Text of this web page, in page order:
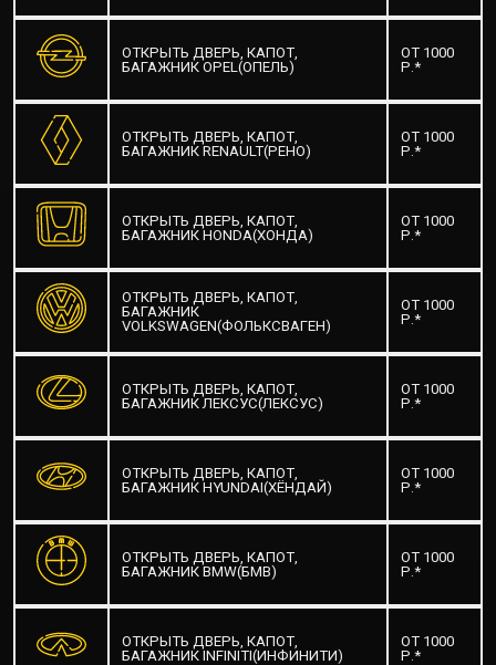
ОТКРЫТЬ ДВЕРЬ, КАПОТ,
БАГАЖНИК OPEL(ОПЕЛЬ)
ОТ 1000
Р.*
ОТКРЫТЬ ДВЕРЬ, КАПОТ,
БАГАЖНИК RENAULT(РЕНО)
ОТ 1000
Р.*
ОТКРЫТЬ ДВЕРЬ, КАПОТ,
БАГАЖНИК HONDA(ХОНДА)
ОТ 1000
Р.*
ОТКРЫТЬ ДВЕРЬ, КАПОТ,
БАГАЖНИК
VOLKSWAGEN(ФОЛЬКСВАГЕН)
ОТ 1000
Р.*
ОТКРЫТЬ ДВЕРЬ, КАПОТ,
БАГАЖНИК ЛЕКСУС(ЛЕКСУС)
ОТ 1000
Р.*
ОТКРЫТЬ ДВЕРЬ, КАПОТ,
БАГАЖНИК HYUNDAI(ХЁНДАЙ)
ОТ 1000
Р.*
ОТКРЫТЬ ДВЕРЬ, КАПОТ,
БАГАЖНИК BMW(БМВ)
ОТ 1000
Р.*
ОТКРЫТЬ ДВЕРЬ, КАПОТ,
БАГАЖНИК INFINITI(ИНФИНИТИ)
ОТ 1000
Р.*